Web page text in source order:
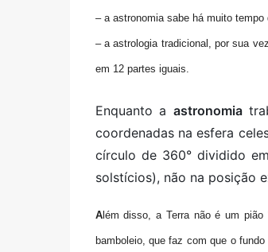
– a astronomia sabe há muito
– a astrologia tradicional, por sua
em 12 partes iguais.
Enquanto a astronomia
coordenadas na esfera
círculo de 360° dividido em
solstícios), não na posição
Além disso, a Terra não é um pião
bamboleio, que faz com que o